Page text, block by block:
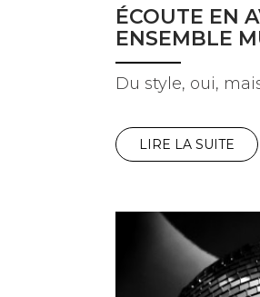
ÉCOUTE EN
ENSEMBLE
Du style, oui,
LIRE LA SUITE